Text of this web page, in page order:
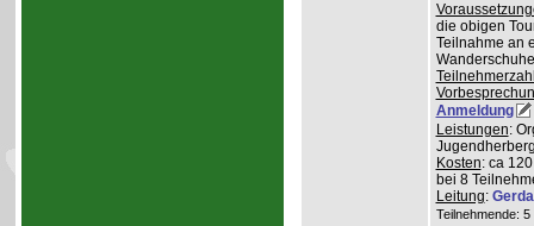
die obigen
Teilnahme an
Anmeldung
Leistungen:
Kosten: ca
bei 8
Leitung:
Teilnehmende: